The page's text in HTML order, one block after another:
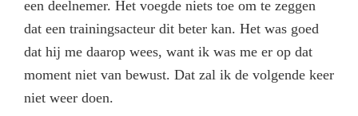
een deelnemer. Het voegde niets toe om te zeggen
dat een trainingsacteur dit beter kan. Het was goed
dat hij me daarop wees, want ik was me er op dat
moment niet van bewust. Dat zal ik de volgende keer
niet weer doen.